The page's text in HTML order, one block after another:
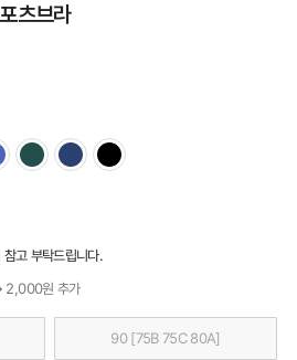
츠브라
고 부탁드립니다.
2,000원 추가
90 [75B 75C 80A]